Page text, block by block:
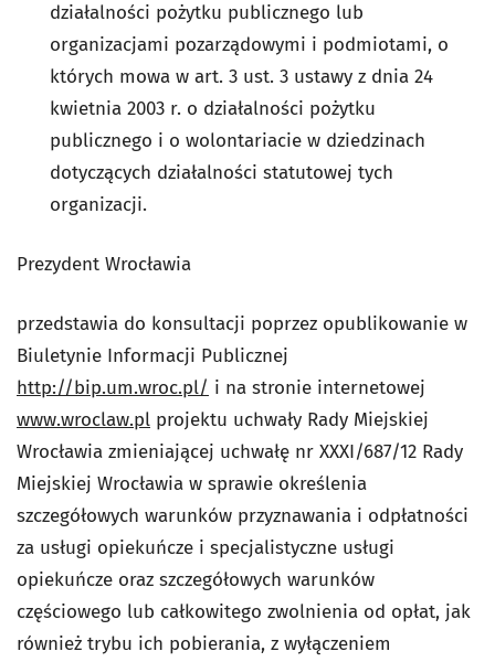
działalności pożytku publicznego lub
organizacjami pozarządowymi i podmiotami, o
których mowa w art. 3 ust. 3 ustawy z dnia 24
kwietnia 2003 r. o działalności pożytku
publicznego i o wolontariacie w dziedzinach
dotyczących działalności statutowej tych
organizacji.
Prezydent Wrocławia
przedstawia do konsultacji poprzez opublikowanie w
Biuletynie Informacji Publicznej
http://bip.um.wroc.pl/ i na stronie internetowej
www.wroclaw.pl projektu uchwały Rady Miejskiej
Wrocławia zmieniającej uchwałę nr XXXI/687/12 Rady
Miejskiej Wrocławia w sprawie określenia
szczegółowych warunków przyznawania i odpłatności
za usługi opiekuńcze i specjalistyczne usługi
opiekuńcze oraz szczegółowych warunków
częściowego lub całkowitego zwolnienia od opłat, jak
również trybu ich pobierania, z wyłączeniem